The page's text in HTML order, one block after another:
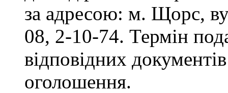
за адресою: м. Щорс,
08, 2-10-74. Термін
відповідних
оголошення.